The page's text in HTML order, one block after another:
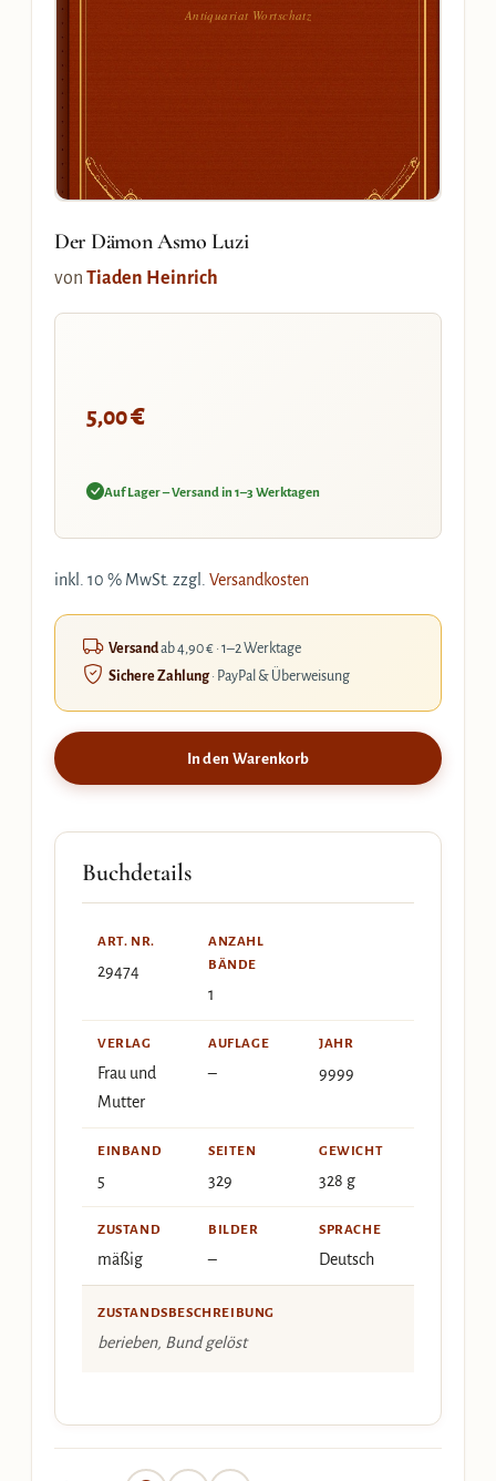
Antiquariat Wortschatz
Der Dämon Asmo Luzi
von Tiaden Heinrich
5,00€
Auf Lager – Versand in 1–3 Werktagen
inkl. 10 % MwSt. zzgl. Versandkosten
Versandab 4,90 € · 1–2 Werktage
Sichere Zahlung· PayPal & Überweisung
In den Warenkorb
Buchdetails
ART. NR.
29474
ANZAHL
BÄNDE
1
VERLAG
Frau und
Mutter
AUFLAGE
–
JAHR
9999
EINBAND
5
SEITEN
329
GEWICHT
328 g
ZUSTAND
mäßig
BILDER
–
SPRACHE
Deutsch
ZUSTANDSBESCHREIBUNG
berieben, Bund gelöst